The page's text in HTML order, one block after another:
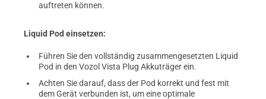
auftreten können.
Liquid Pod einsetzen:
Führen Sie den vollständig zusammengesetzten Liquid
Pod in den Vozol Vista Plug Akkuträger ein.
Achten Sie darauf, dass der Pod korrekt und fest mit
dem Gerät verbunden ist, um eine optimale